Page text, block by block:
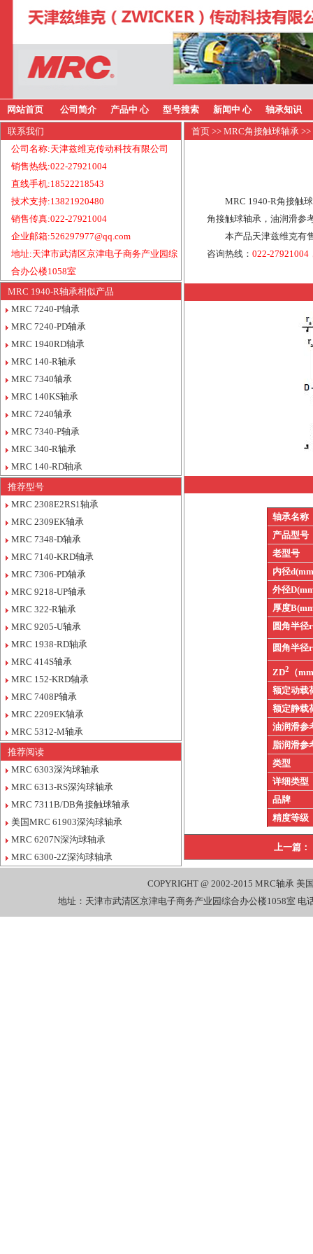
网站首页 公司简介 产品中 心 型号搜索 新闻中 心 轴承知识
联系我们
公司名称:天津兹维克传动科技有限公司
销售热线:022-27921004
直线手机:18522218543
技术支持:13821920480
销售传真:022-27921004
企业邮箱:526297977@qq.com
地址:天津市武清区京津电子商务产业园综
合办公楼1058室
MRC 1940-R轴承相似产品
MRC 7240-P轴承
MRC 7240-PD轴承
MRC 1940RD轴承
MRC 140-R轴承
MRC 7340轴承
MRC 140KS轴承
MRC 7240轴承
MRC 7340-P轴承
MRC 340-R轴承
MRC 140-RD轴承
推荐型号
MRC 2308E2RS1轴承
MRC 2309EK轴承
MRC 7348-D轴承
MRC 7140-KRD轴承
MRC 7306-PD轴承
MRC 9218-UP轴承
MRC 322-R轴承
MRC 9205-U轴承
MRC 1938-RD轴承
MRC 414S轴承
MRC 152-KRD轴承
MRC 7408P轴承
MRC 2209EK轴承
MRC 5312-M轴承
推荐阅读
MRC 6303深沟球轴承
MRC 6313-RS深沟球轴承
MRC 7311B/DB角接触球轴承
美国MRC 61903深沟球轴承
MRC 6207N深沟球轴承
MRC 6300-2Z深沟球轴承
首页 >> MRC角接触球轴承
MRC 1940-R角接触
角接触球轴承，油润滑参
本产品天津兹维克有
咨询热线：022-27921004
轴承名称
产品型号
老型号
内径
外径
厚度
圆角半径r
圆角半径r
ZD2
（
额定动载
额定静载
油润滑参
脂润滑参
类型
详细类型
品牌
精度等级
上一篇：
COPYRIGHT @ 2002-2015 MRC轴承 美
地址：天津市武清区京津电子商务产业园综合办公楼1058室 电